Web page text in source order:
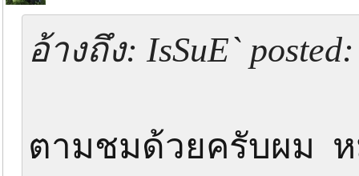
อ้างถึง: IsSuE`
ตามชมด้วยครับผม